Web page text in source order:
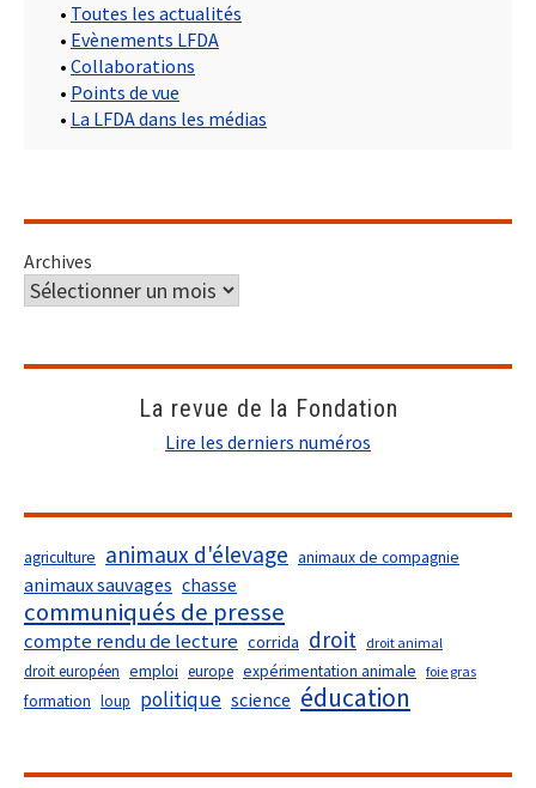
• Toutes les actualités
• Evènements LFDA
• Collaborations
• Points de vue
• La LFDA dans les médias
Archives
La revue de la Fondation
Lire les derniers numéros
agriculture animaux d'élevage animaux de compagnie
animaux sauvages chasse
communiqués de presse
compte rendu de lecture corrida droit droit animal
droit européen emploi europe expérimentation animale foie gras
formation loup politique science éducation